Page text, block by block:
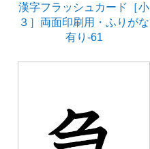
漢字フラッシュカード［小
３］両面印刷用・ふりがな
有り-61